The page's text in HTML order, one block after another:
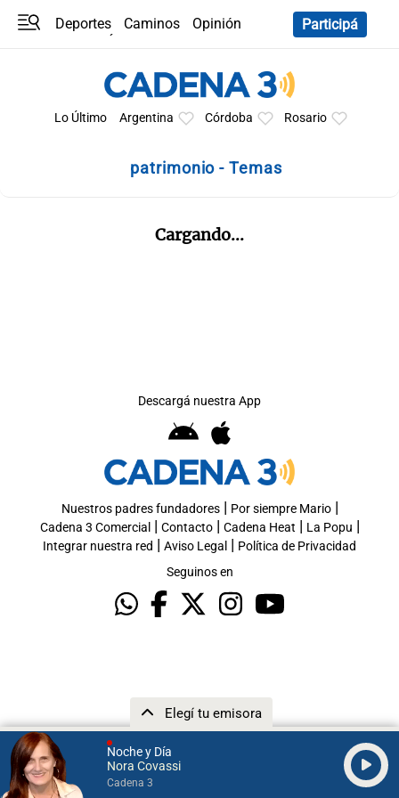
Noche y Día
Nora Covassi
Cadena 3
Elegí tu emisora
Deportes Caminos
Opinión
Participá
Lo Último Argentina Córdoba Rosario
patrimonio - Temas
Cargando...
Descargá nuestra App
Nuestros padres fundadores| Por siempre Mario|
Cadena 3 Comercial | Contacto| Cadena Heat | La Popu |
Integrar nuestra red | Aviso Legal | Política de Privacidad
Seguinos en